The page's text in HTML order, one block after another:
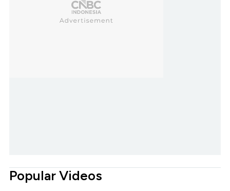
Popular Videos